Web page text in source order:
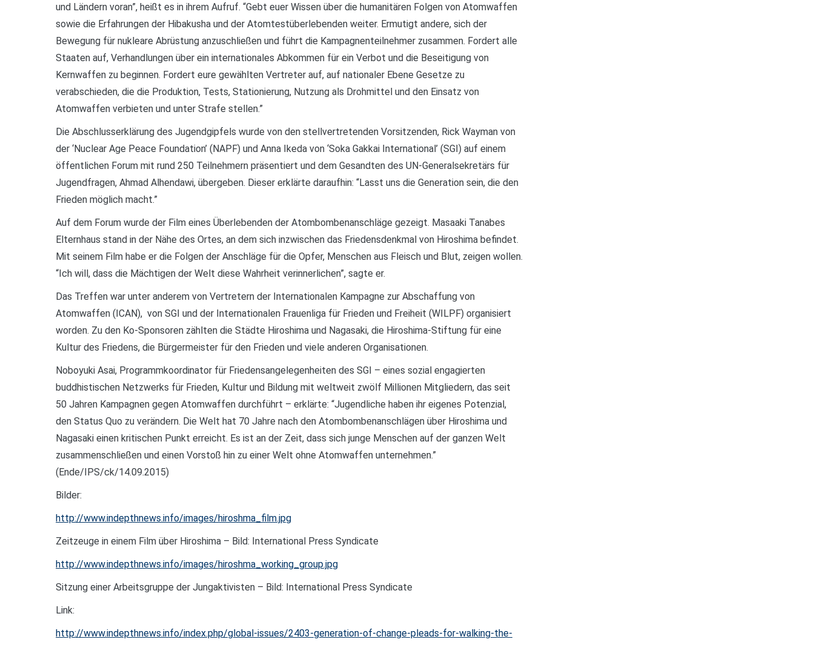
und Ländern voran”, heißt es in ihrem Aufruf. “Gebt euer Wissen über die humanitären Folgen von Atomwaffen
sowie die Erfahrungen der Hibakusha und der Atomtestüberlebenden weiter. Ermutigt andere, sich der
Bewegung für nukleare Abrüstung anzuschließen und führt die Kampagnenteilnehmer zusammen. Fordert alle
Staaten auf, Verhandlungen über ein internationales Abkommen für ein Verbot und die Beseitigung von
Kernwaffen zu beginnen. Fordert eure gewählten Vertreter auf, auf nationaler Ebene Gesetze zu
verabschieden, die die Produktion, Tests, Stationierung, Nutzung als Drohmittel und den Einsatz von
Atomwaffen verbieten und unter Strafe stellen.”
Die Abschlusserklärung des Jugendgipfels wurde von den stellvertretenden Vorsitzenden, Rick Wayman von
der ‘Nuclear Age Peace Foundation’ (NAPF) und Anna Ikeda von ‘Soka Gakkai International’ (SGI) auf einem
öffentlichen Forum mit rund 250 Teilnehmern präsentiert und dem Gesandten des UN-Generalsekretärs für
Jugendfragen, Ahmad Alhendawi, übergeben. Dieser erklärte daraufhin: “Lasst uns die Generation sein, die den
Frieden möglich macht.”
Auf dem Forum wurde der Film eines Überlebenden der Atombombenanschläge gezeigt. Masaaki Tanabes
Elternhaus stand in der Nähe des Ortes, an dem sich inzwischen das Friedensdenkmal von Hiroshima befindet.
Mit seinem Film habe er die Folgen der Anschläge für die Opfer, Menschen aus Fleisch und Blut, zeigen wollen.
“Ich will, dass die Mächtigen der Welt diese Wahrheit verinnerlichen”, sagte er.
Das Treffen war unter anderem von Vertretern der Internationalen Kampagne zur Abschaffung von
Atomwaffen (ICAN), von SGI und der Internationalen Frauenliga für Frieden und Freiheit (WILPF) organisiert
worden. Zu den Ko-Sponsoren zählten die Städte Hiroshima und Nagasaki, die Hiroshima-Stiftung für eine
Kultur des Friedens, die Bürgermeister für den Frieden und viele anderen Organisationen.
Noboyuki Asai, Programmkoordinator für Friedensangelegenheiten des SGI – eines sozial engagierten
buddhistischen Netzwerks für Frieden, Kultur und Bildung mit weltweit zwölf Millionen Mitgliedern, das seit
50 Jahren Kampagnen gegen Atomwaffen durchführt – erklärte: “Jugendliche haben ihr eigenes Potenzial,
den Status Quo zu verändern. Die Welt hat 70 Jahre nach den Atombombenanschlägen über Hiroshima und
Nagasaki einen kritischen Punkt erreicht. Es ist an der Zeit, dass sich junge Menschen auf der ganzen Welt
zusammenschließen und einen Vorstoß hin zu einer Welt ohne Atomwaffen unternehmen.”
(Ende/IPS/ck/14.09.2015)
Bilder:
http://www.indepthnews.info/images/hiroshma_film.jpg
Zeitzeuge in einem Film über Hiroshima – Bild: International Press Syndicate
http://www.indepthnews.info/images/hiroshma_working_group.jpg
Sitzung einer Arbeitsgruppe der Jungaktivisten – Bild: International Press Syndicate
Link:
http://www.indepthnews.info/index.php/global-issues/2403-generation-of-change-pleads-for-walking-the-